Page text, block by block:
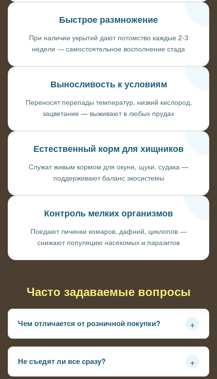
Быстрое размножение
При наличии укрытий дают потомство каждые 2-3
недели — самостоятельное восполнение стада
Выносливость к условиям
Переносят перепады температур, низкий кислород,
зацветание — выживают в любых прудах
Естественный корм для хищников
Служат живым кормом для окуня, щуки, судака —
поддерживают баланс экосистемы
Контроль мелких организмов
Поедают личинки комаров, дафний, циклопов —
снижают популяцию насекомых и паразитов
Часто задаваемые вопросы
Чем отличается от розничной покупки? +
Не съедят ли все сразу? +